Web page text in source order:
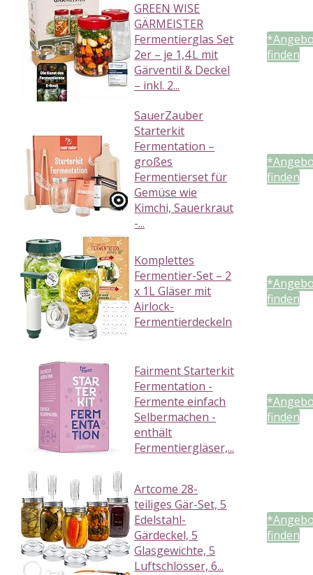
GREEN WISE
GÄRMEISTER
Fermentierglas Set
2er – je 1,4 L mit
Gärventil & Deckel
– inkl. 2...
finden
SauerZauber
Starterkit
Fermentation –
großes
Fermentierset für
Gemüse wie
Kimchi, Sauerkraut
-...
finden
Komplettes
Fermentier-Set – 2
x 1L Gläser mit
Airlock-
Fermentierdeckeln
finden
Fairment Starterkit
Fermentation -
Fermente einfach
Selbermachen -
enthält
Fermentiergläser,...
finden
Artcome 28-
teiliges Gär-Set, 5
Edelstahl-
Gärdeckel, 5
Glasgewichte, 5
Luftschlösser, 6...
finden